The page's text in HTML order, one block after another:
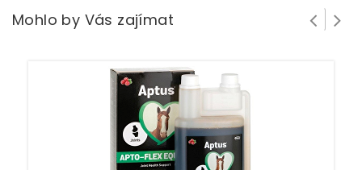
Mohlo by Vás zajímat